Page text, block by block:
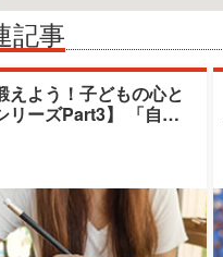
記事
えよう！子どもの心と
ーズPart3】 「自閉